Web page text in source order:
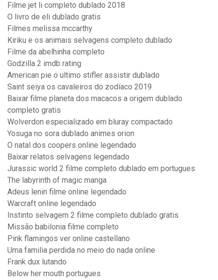
Filme jet li completo dublado 2018
O livro de eli dublado gratis
Filmes melissa mccarthy
Kiriku e os animais selvagens completo dublado
Filme da abelhinha completo
Godzilla 2 imdb rating
American pie o ultimo stifler assistir dublado
Saint seiya os cavaleiros do zodíaco 2019
Baixar filme planeta dos macacos a origem dublado
completo gratis
Wolverdon especializado em bluray compactado
Yosuga no sora dublado animes orion
O natal dos coopers online legendado
Baixar relatos selvagens legendado
Jurassic world 2 filme completo dublado em portugues
The labyrinth of magic manga
Adeus lenin filme online legendado
Warcraft online legendado
Instinto selvagem 2 filme completo dublado gratis
Missão babilonia filme completo
Pink flamingos ver online castellano
Uma familia perdida no meio do nada online
Frank dux lutando
Below her mouth portugues